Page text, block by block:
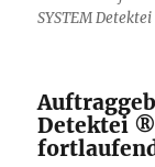
SYSTEM
Detektei ®